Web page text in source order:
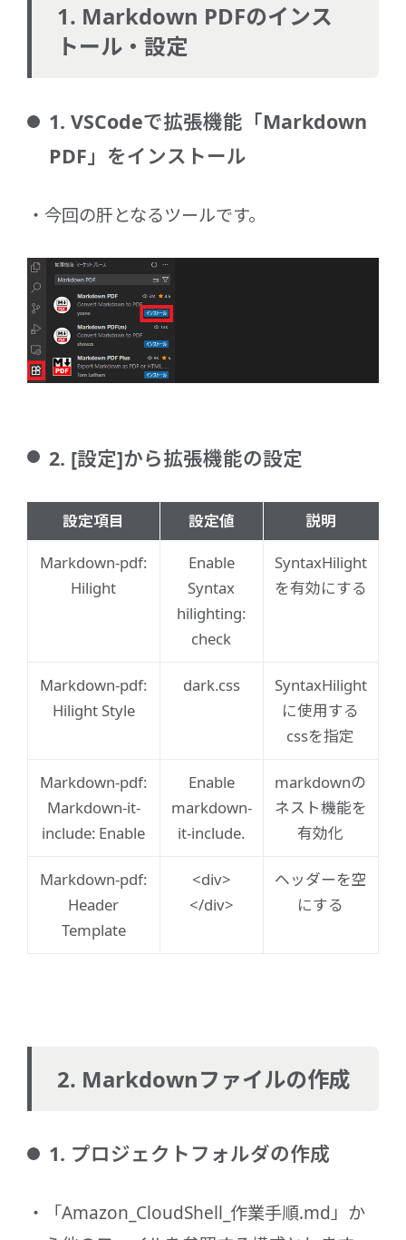
1. Markdown PDFのインス
トール・設定
1. VSCodeで拡張機能「Markdown
PDF」をインストール
今回の肝となるツールです。
2. [設定]から拡張機能の設定
設定項目 設定値
説明
Markdown-pdf:
Hilight
Enable
Syntax
hilighting:
check
SyntaxHilight
を有効にする
Markdown-pdf:
Hilight Style
dark.css
SyntaxHilight
に使用する
cssを指定
Markdown-pdf:
Markdown-it-
include: Enable
Enable
markdown-
it-include.
markdownの
ネスト機能を
有効化
Markdown-pdf:
Header
Template
<div>
</div>
ヘッダーを空
にする
2. Markdownファイルの作成
1. プロジェクトフォルダの作成
「Amazon_CloudShell_作業手順.md」か